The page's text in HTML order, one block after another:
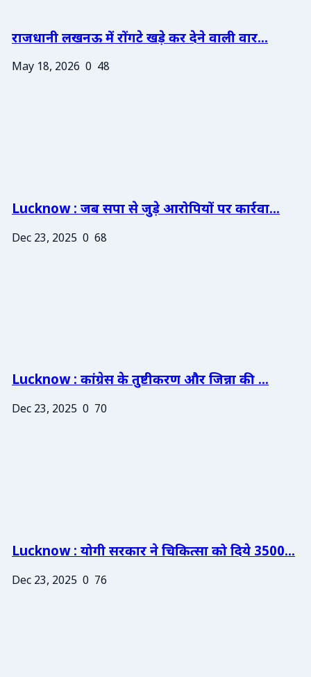
राजधानी लखनऊ में रोंगटे खड़े कर देने वाली वार...
May 18, 2026 0 48
Lucknow : जब सपा से जुड़े आरोपियों पर कार्रवा...
Dec 23, 2025 0 68
Lucknow : कांग्रेस के तुष्टीकरण और जिन्ना की ...
Dec 23, 2025 0 70
Lucknow : योगी सरकार ने चिकित्सा को दिये 3500...
Dec 23, 2025 0 76